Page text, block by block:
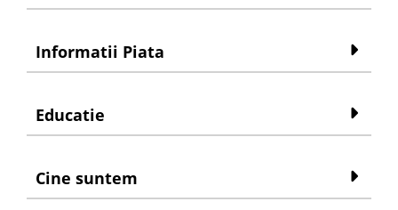
Informatii Piata
Educatie
Cine suntem